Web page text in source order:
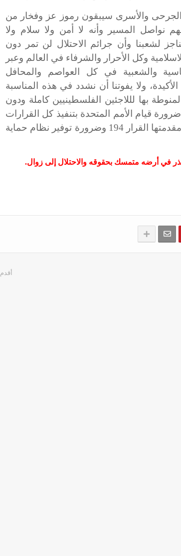
والجرحى والأسرى سيبقون رموز عز وفخار من
نواصل المسير وأنه لا أمن ولا سلام ولا
لشعبنا وأن جرائم الاحتلال لن تمر دون
وكل الأحرار والشرفاء في العالم وعبر
والشعبية في كل العواصم والمحافل
ولا يفوتنا أن نشدد في هذه المناسبة
بها لللاجئين الفلسطينيين كاملة ودون
قيام الأمم المتحدة بتنفيذ كل القرارات
المتعلقة بحقوق اللاجئين الفلسطينيين وفي مقدمتها القرار 194 وضرورة توفير نظام حماية
في أرضه متمسك بحقوقه والاحتلال إلى زوال.
أقدم